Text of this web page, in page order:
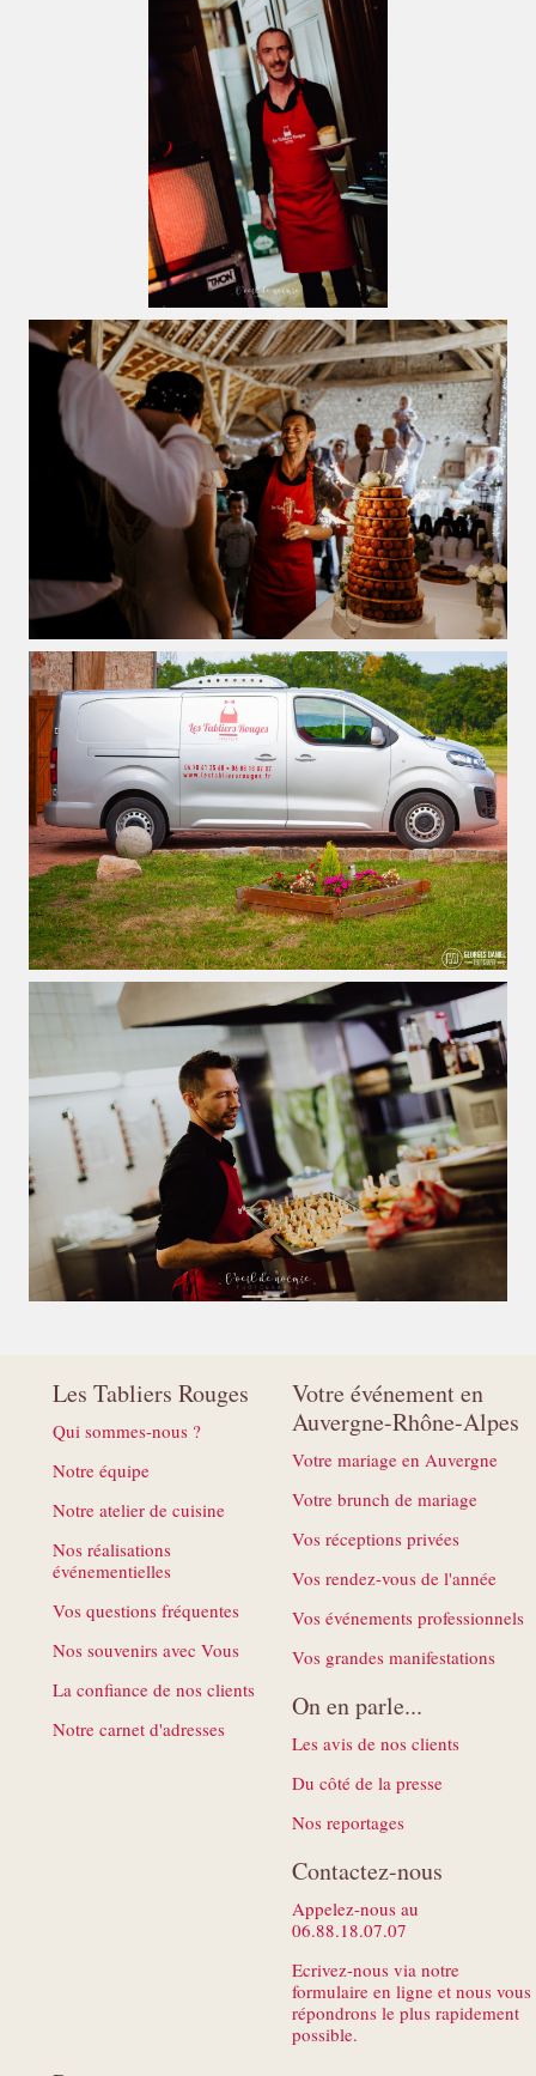
Les Tabliers Rouges
Qui sommes-nous ?
Notre équipe
Notre atelier de cuisine
Nos réalisations
événementielles
Vos questions fréquentes
Nos souvenirs avec Vous
La confiance de nos clients
Notre carnet d'adresses
Votre événement en
Auvergne-Rhône-Alpes
Votre mariage en Auvergne
Votre brunch de mariage
Vos réceptions privées
Vos rendez-vous de l'année
Vos événements professionnels
Vos grandes manifestations
On en parle...
Les avis de nos clients
Du côté de la presse
Nos reportages
Contactez-nous
Appelez-nous au
06.88.18.07.07
Ecrivez-nous via notre
formulaire en ligne et nous vous
répondrons le plus rapidement
possible.